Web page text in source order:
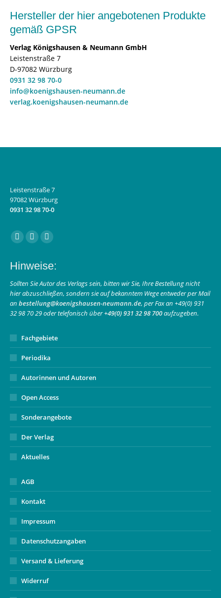
Hersteller der hier angebotenen Produkte
gemäß GPSR
Verlag Königshausen & Neumann GmbH
Leistenstraße 7
D-97082 Würzburg
0931 32 98 70-0
info@koenigshausen-neumann.de
verlag.koenigshausen-neumann.de
Leistenstraße 7
97082 Würzburg
0931 32 98 70-0
Finden Sie uns auf:
Facebook
opens
in
new
window
Instagram
opens
in
new
window
E-
page
opens
in
new
window
Hinweise:
Sollten Sie Autor des Verlags sein, bitten wir Sie, Ihre Bestellung nicht
hier abzuschließen, sondern sie auf bekanntem Wege entweder per Mail
an bestellung@koenigshausen-neumann.de, per Fax an +49(0) 931
32 98 70 29 oder telefonisch über+49(0) 931 32 98 700aufzugeben.
Fachgebiete
Periodika
Autorinnen und Autoren
Open Access
Sonderangebote
Der Verlag
Aktuelles
AGB
Kontakt
Impressum
Datenschutzangaben
Versand & Lieferung
Widerruf